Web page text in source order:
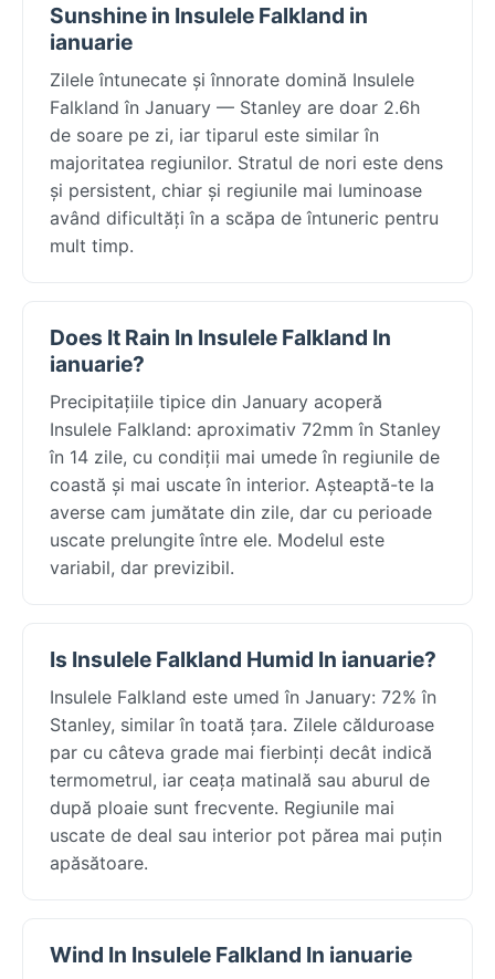
Sunshine in Insulele Falkland in
ianuarie
Zilele întunecate și înnorate domină Insulele
Falkland în January — Stanley are doar 2.6h
de soare pe zi, iar tiparul este similar în
majoritatea regiunilor. Stratul de nori este dens
și persistent, chiar și regiunile mai luminoase
având dificultăți în a scăpa de întuneric pentru
mult timp.
Does It Rain In Insulele Falkland In
ianuarie?
Precipitațiile tipice din January acoperă
Insulele Falkland: aproximativ 72mm în Stanley
în 14 zile, cu condiții mai umede în regiunile de
coastă și mai uscate în interior. Așteaptă-te la
averse cam jumătate din zile, dar cu perioade
uscate prelungite între ele. Modelul este
variabil, dar previzibil.
Is Insulele Falkland Humid In ianuarie?
Insulele Falkland este umed în January: 72% în
Stanley, similar în toată țara. Zilele călduroase
par cu câteva grade mai fierbinți decât indică
termometrul, iar ceața matinală sau aburul de
după ploaie sunt frecvente. Regiunile mai
uscate de deal sau interior pot părea mai puțin
apăsătoare.
Wind In Insulele Falkland In ianuarie